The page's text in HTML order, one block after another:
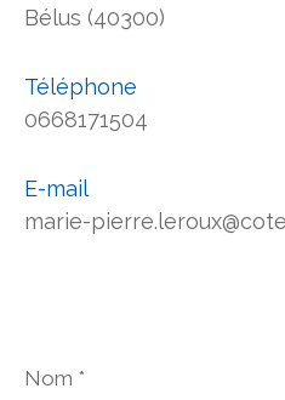
Bélus (40300)
Téléphone
0668171504
E-mail
marie-
*